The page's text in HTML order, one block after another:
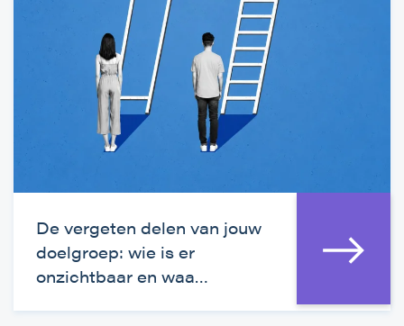
De vergeten delen van jouw
doelgroep: wie is er
onzichtbaar en waa…